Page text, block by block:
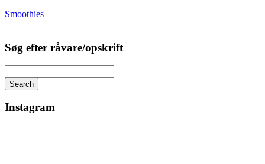
Smoothies
Søg efter råvare/opskrift
Search
Instagram